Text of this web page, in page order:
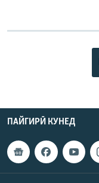
ПАЙГИРӢ КУНЕД